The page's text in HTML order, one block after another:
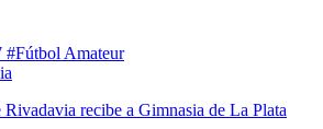
#Fútbol Amateur
recibe a Gimnasia de La Plata